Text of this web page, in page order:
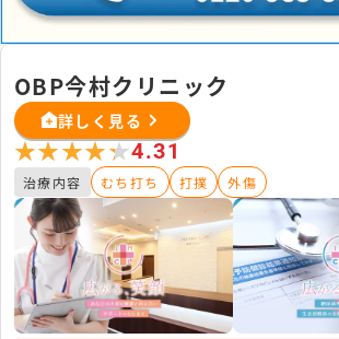
OBP今村クリニック
詳しく見る
★★★★★
★★★★★4.31
治療内容 むち打ち 打撲 外傷